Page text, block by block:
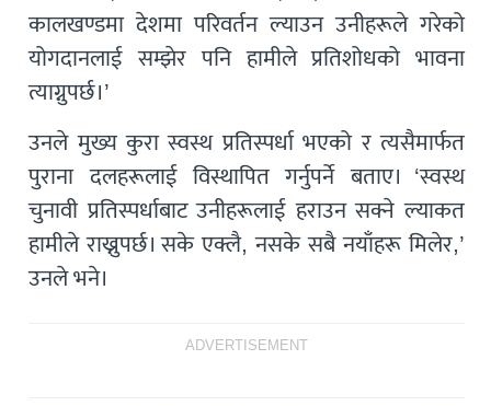
कालखण्डमा देशमा परिवर्तन ल्याउन उनीहरूले गरेको
योगदानलाई सम्झेर पनि हामीले प्रतिशोधको भावना
त्याग्नुपर्छ।’
उनले मुख्य कुरा स्वस्थ प्रतिस्पर्धा भएको र त्यसैमार्फत
पुराना दलहरूलाई विस्थापित गर्नुपर्ने बताए। ‘स्वस्थ
चुनावी प्रतिस्पर्धाबाट उनीहरूलाई हराउन सक्ने ल्याकत
हामीले राख्नुपर्छ। सके एक्लै, नसके सबै नयाँहरू मिलेर,’
उनले भने।
ADVERTISEMENT